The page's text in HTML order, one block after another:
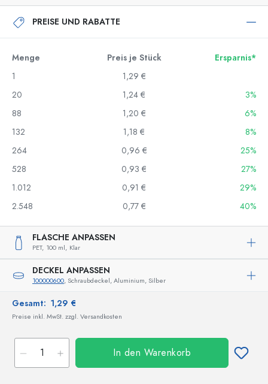
PREISE UND RABATTE
Menge Preis je Stück
Ersparnis*
1
1,29 €
20
1,24 €
3%
88
1,20 €
6%
132
1,18 €
8%
264
0,96 €
25%
528
0,93 €
27%
1.012
0,91 €
29%
2.548
0,77 € 40%
FLASCHE ANPASSEN
PET, 100 ml, Klar
DECKEL ANPASSEN
100000600, Schraubdeckel, Aluminium, Silber
Gesamt: 1,29 €
Preise inkl. MwSt. zzgl. Versandkosten
In den Warenkorb